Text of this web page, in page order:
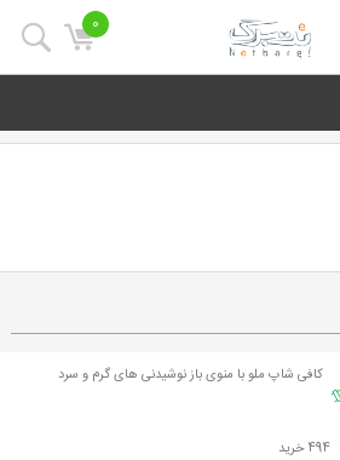
0
کافی شاپ ملو با منوی باز نوشیدنی های گرم و سرد